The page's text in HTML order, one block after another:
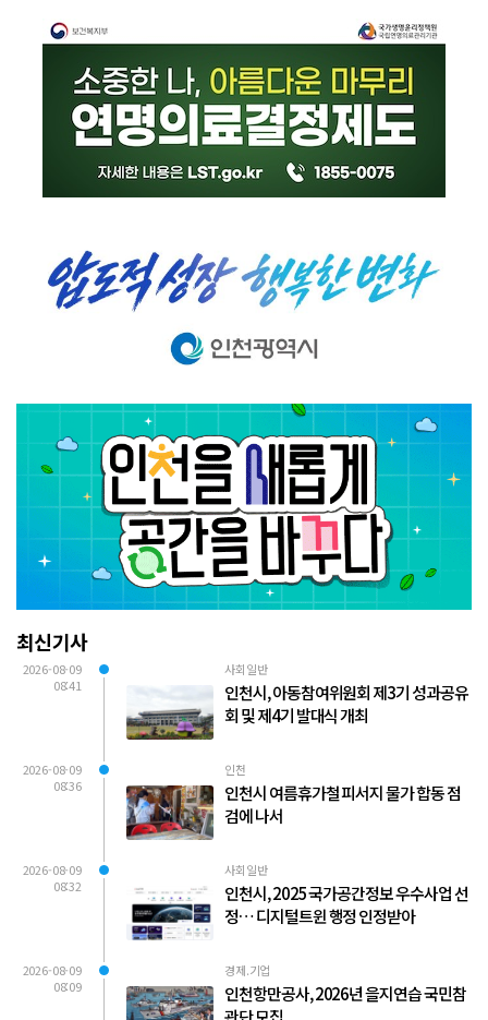
최신기사
2026-08-09
08:41
사회일반
인천시, 아동참여위원회 제3기 성과공유
회 및 제4기 발대식 개최
2026-08-09
08:36
인천
인천시 여름휴가철 피서지 물가 합동 점
검에 나서
2026-08-09
08:32
사회일반
인천시, 2025 국가공간정보 우수사업 선
정… 디지털트윈 행정 인정받아
2026-08-09
08:09
경제.기업
인천항만공사, 2026년 을지연습 국민참